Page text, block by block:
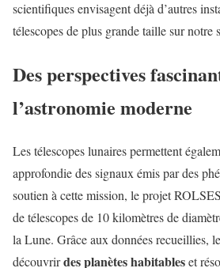
scientifiques envisagent déjà d’autres
télescopes de plus grande taille sur notre
Des perspectives
l’astronomie moderne
Les télescopes lunaires permettent
approfondie des signaux émis par des
soutien à cette mission, le projet
de télescopes de 10 kilomètres de
la Lune. Grâce aux données recueillies,
découvrirdes planètes habitableset